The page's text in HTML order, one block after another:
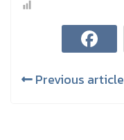
Previous article